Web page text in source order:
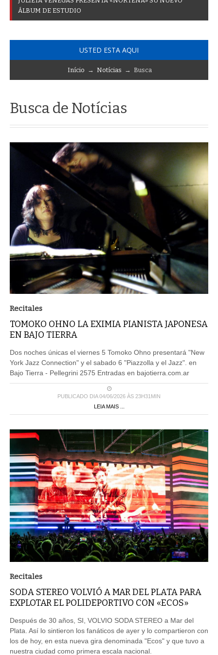
ÁLBUM DE ESTUDIO
USTED ESTA AQUI
Início → Notícias → Busca
Busca de Notícias
Recitales
TOMOKO OHNO LA EXIMIA PIANISTA JAPONESA
EN BAJO TIERRA
Dos noches únicas el viernes 5 Tomoko Ohno presentará "New
York Jazz Connection" y el sabado 6 "Piazzolla y el Jazz". en
Bajo Tierra - Pellegrini 2575 Entradas en bajotierra.com.ar
PUBLICADO DIA 04/06/2026 ÀS 23H31MIN
LEIA MAIS ...
Recitales
SODA STEREO VOLVIÓ A MAR DEL PLATA PARA
EXPLOTAR EL POLIDEPORTIVO CON «ECOS»
Después de 30 años, SI, VOLVIO SODA STEREO a Mar del
Plata. Así lo sintieron los fanáticos de ayer y lo compartieron con
los de hoy, en esta nueva gira denominada "Ecos" y que tuvo a
nuestra ciudad como primera escala nacional.